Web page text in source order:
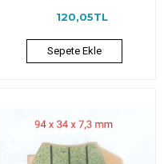
120,05TL
Sepete Ekle